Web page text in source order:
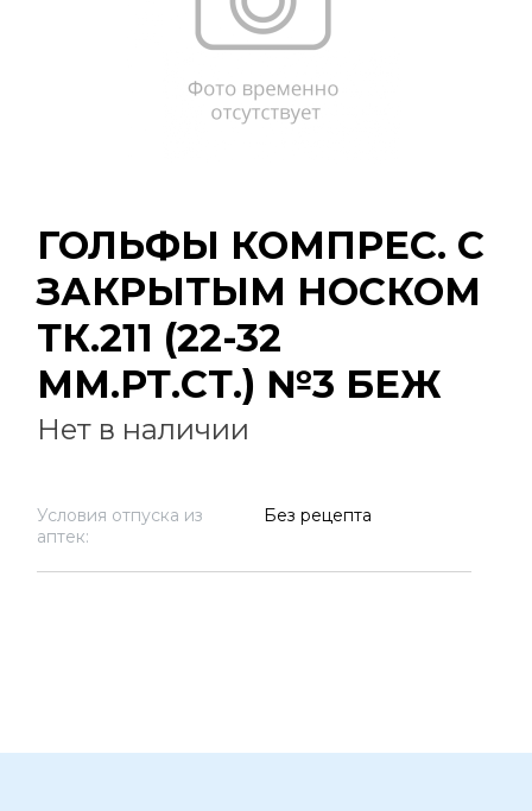
ГОЛЬФЫ КОМПРЕС. С
ЗАКРЫТЫМ НОСКОМ
ТК.211 (22-32
ММ.РТ.СТ.) №3 БЕЖ
Нет в наличии
Условия отпуска из
аптек:
Без рецепта